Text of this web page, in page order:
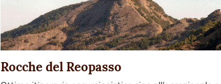
Rocche del Reopasso